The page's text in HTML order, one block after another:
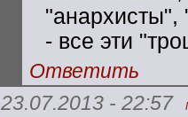
"анархисты",
- все эти
Ответить
23.07.2013 - 22:57